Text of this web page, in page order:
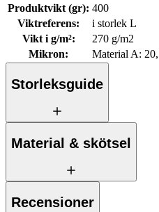
Produktvikt (gr): 400
Viktreferens:
i storlek L
Vikt i g/m²:
270 g/m2
Mikron: Material A:
Storleksguide
Material & skötsel
Recensioner